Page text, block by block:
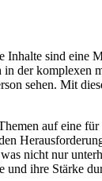
sind
der
sehen. Mit
auf eine
nicht nur
ihre Stärke